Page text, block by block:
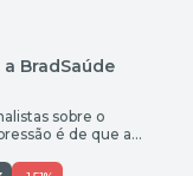
BradSaúde
sobre o
é de que a
com alta